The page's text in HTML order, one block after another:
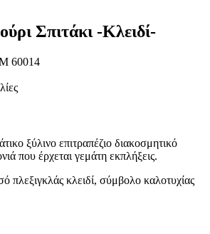
Σπιτάκι -Κλειδί-
60014
ξύλινο επιτραπέζιο διακοσμητικό
που έρχεται γεμάτη εκπλήξεις.
πλεξιγκλάς κλειδί, σύμβολο καλοτυχίας